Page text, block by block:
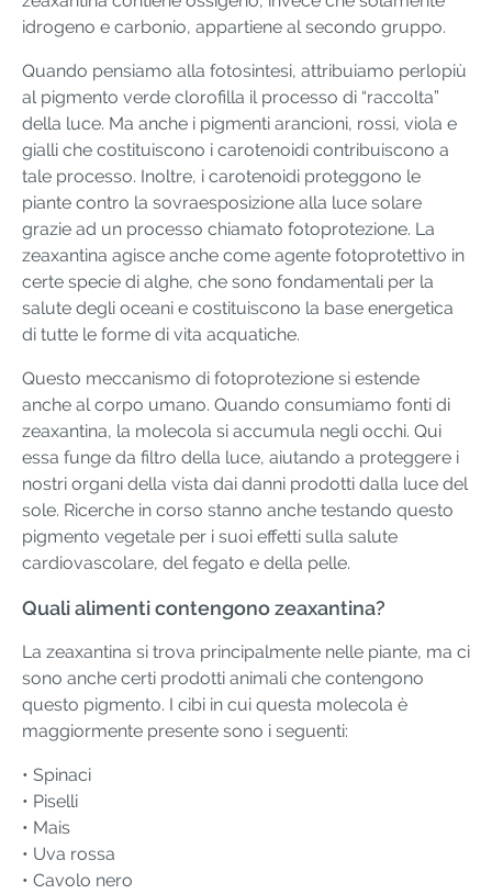
idrogeno e carbonio, appartiene al secondo gruppo.
Quando pensiamo alla fotosintesi, attribuiamo perlopiù
al pigmento verde clorofilla il processo di “raccolta”
della luce. Ma anche i pigmenti arancioni, rossi, viola e
gialli che costituiscono i carotenoidi contribuiscono a
tale processo. Inoltre, i carotenoidi proteggono le
piante contro la sovraesposizione alla luce solare
grazie ad un processo chiamato fotoprotezione. La
zeaxantina agisce anche come agente fotoprotettivo in
certe specie di alghe, che sono fondamentali per la
salute degli oceani e costituiscono la base energetica
di tutte le forme di vita acquatiche.
Questo meccanismo di fotoprotezione si estende
anche al corpo umano. Quando consumiamo fonti di
zeaxantina, la molecola si accumula negli occhi. Qui
essa funge da filtro della luce, aiutando a proteggere i
nostri organi della vista dai danni prodotti dalla luce del
sole. Ricerche in corso stanno anche testando questo
pigmento vegetale per i suoi effetti sulla salute
cardiovascolare, del fegato e della pelle.
Quali alimenti contengono zeaxantina?
La zeaxantina si trova principalmente nelle piante, ma ci
sono anche certi prodotti animali che contengono
questo pigmento. I cibi in cui questa molecola è
maggiormente presente sono i seguenti:
• Spinaci
• Piselli
• Mais
• Uva rossa
​​• Cavolo nero